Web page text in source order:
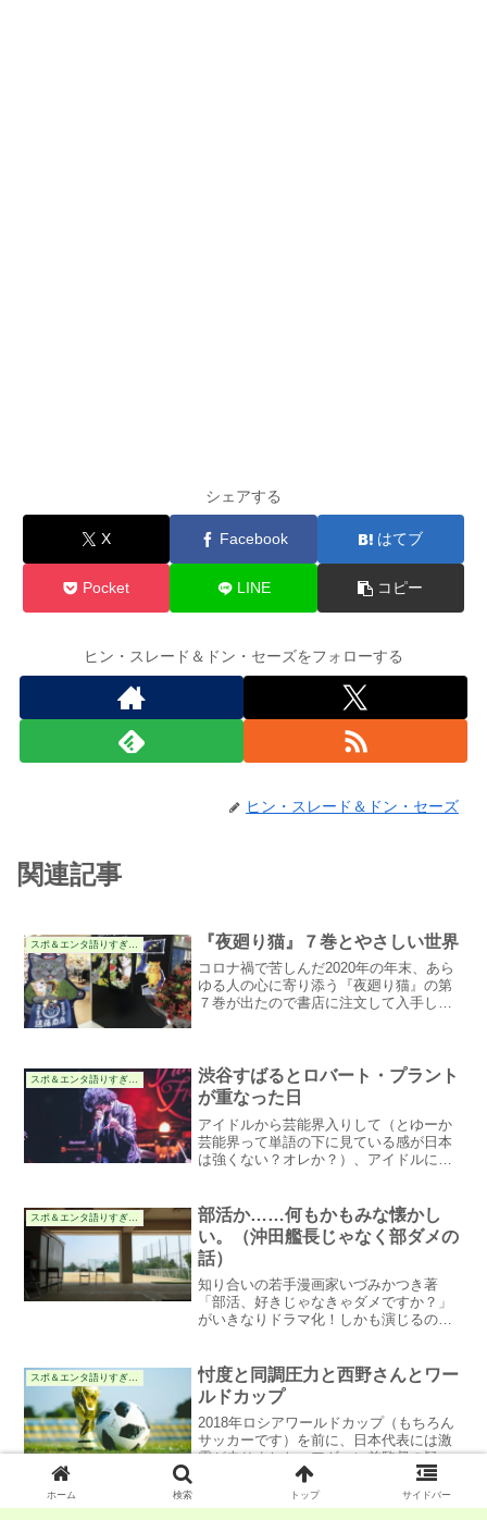
シェアする
X Facebook はてブ
Pocket LINE コピー
ヒン・スレード＆ドン・セーズをフォローする
ヒン・スレード＆ドン・セーズ
関連記事
『夜廻り猫』７巻とやさしい世界
コロナ禍で苦しんだ2020年の年末、あら
ゆる人の心に寄り添う『夜廻り猫』の第
７巻が出たので書店に注文して入手しま
日から新宿の京王百貨店の丸善書店で展
覧会が開催されています。さっそく行っ
てきたよ。
渋谷すばるとロバート・プラント
が重なった日
アイドルから芸能界入りして（とゆーか
芸能界って単語の下に見ている感が日本
は強くない？オレか？）、アイドルに飽
めたい。それはわかるんだけど、そんな
に日本から離れなきゃダメだったんか
な？という感想ですな。
部活か……何もかもみな懐かし
い。（沖田艦長じゃなく部ダメの
話）
知り合いの若手漫画家いづみかつき著
「部活、好きじゃなきゃダメですか？」
がいきなりドラマ化！しかも演じるのは
見なきゃダメでしょ！
忖度と同調圧力と西野さんとワー
ルドカップ
2018年ロシアワールドカップ（もちろん
サッカーです）を前に、日本代表には激
震が走りました。アギーレ前監督の疑惑
（なんだったっけ？）を受けて突如代表
監督をお願いしたハリルホジッチ氏が、
ワールドカップ目前に解任されてしまい
どこまでもプロレス的な人生（猪
ホーム 検索 トップ サイドバー